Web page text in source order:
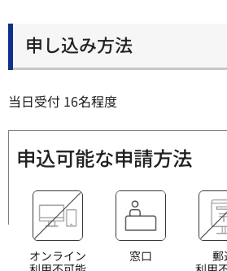
申し込み方法
当日受付 16名程度
申込可能な申請方法
オンライン
窓口
郵